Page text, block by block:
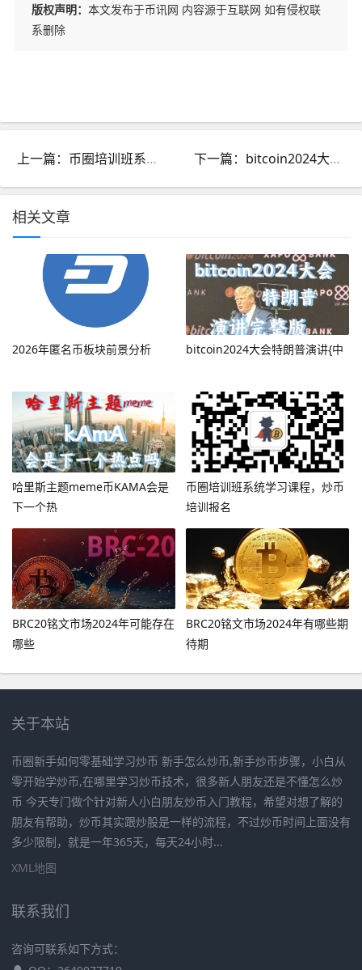
版权声明： 本文发布于币讯网 内容源于互联网 如有侵权联
系删除
上一篇：币圈培训班系统学习课程，炒币培训报名 下一篇：bitcoin2024大会特朗普演讲{中英双语字幕｝完整版
相关文章
2026年匿名币板块前景分析 bitcoin2024大会特朗普演讲{中
哈里斯主题meme币KAMA会是
下一个热
币圈培训班系统学习课程，炒币
培训报名
BRC20铭文市场2024年可能存在
哪些
BRC20铭文市场2024年有哪些期
待期
关于本站
币圈新手如何零基础学习炒币 新手怎么炒币,新手炒币步骤，小白从
零开始学炒币,在哪里学习炒币技术，很多新人朋友还是不懂怎么炒
币 今天专门做个针对新人小白朋友炒币入门教程，希望对想了解的
朋友有帮助，炒币其实跟炒股是一样的流程，不过炒币时间上面没有
多少限制，就是一年365天，每天24小时...
XML地图
联系我们
咨询可联系如下方式：